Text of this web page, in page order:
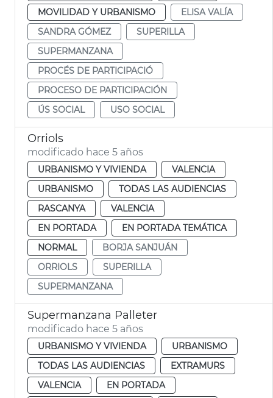
MOVILIDAD Y URBANISMO
ELISA VALÍA
SANDRA GÓMEZ
SUPERILLA
SUPERMANZANA
PROCÉS DE PARTICIPACIÓ
PROCESO DE PARTICIPACIÓN
ÚS SOCIAL
USO SOCIAL
Orriols
modificado hace 5 años
URBANISMO Y VIVIENDA
VALENCIA
URBANISMO
TODAS LAS AUDIENCIAS
RASCANYA
VALENCIA
EN PORTADA
EN PORTADA TEMÁTICA
NORMAL
BORJA SANJUÁN
ORRIOLS
SUPERILLA
SUPERMANZANA
Supermanzana Palleter
modificado hace 5 años
URBANISMO Y VIVIENDA
URBANISMO
TODAS LAS AUDIENCIAS
EXTRAMURS
VALENCIA
EN PORTADA